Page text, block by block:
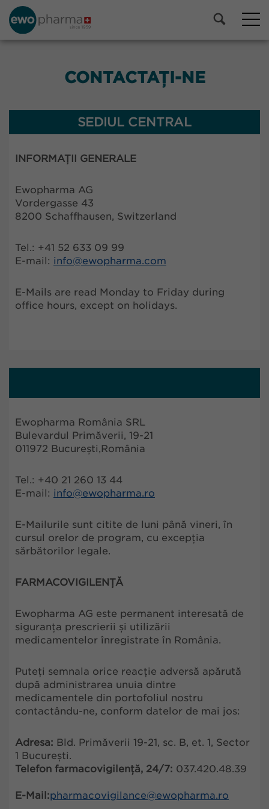
CONTACTAȚI-NE
SEDIUL CENTRAL
INFORMAȚII GENERALE
Ewopharma AG
Vordergasse 43
8200 Schaffhausen, Switzerland
Tel.: +41 52 633 09 99
E-mail: info@ewopharma.com
E-Mails are read Monday to Friday during
office hours, except on holidays.
Ewopharma România SRL
Bulevardul Primăverii, 19-21
011972 București,România
Tel.: +40 21 260 13 44
E-mail: info@ewopharma.ro
E-Mailurile sunt citite de luni până vineri, în
cursul orelor de program, cu excepția
sărbătorilor legale.
FARMACOVIGILENȚĂ
Ewopharma AG este permanent interesată de
siguranța prescrierii și utilizării
medicamentelor înregistrate în România.
Puteți semnala orice reacție adversă apărută
după administrarea unuia dintre
medicamentele din portofoliul nostru
contactându-ne, conform datelor de mai jos:
Adresa: Bld. Primăverii 19-21, sc. B, et. 1, Sector
1 București.
Telefon farmacovigilență, 24/7: 037.420.48.39
E-Mail:pharmacovigilance@ewopharma.ro